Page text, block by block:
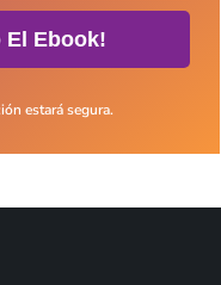
El Ebook!
estará segura.